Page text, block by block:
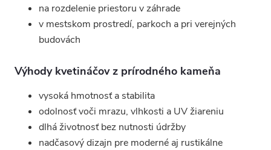
na rozdelenie priestoru v záhrade
v mestskom prostredí, parkoch a pri verejných
budovách
Výhody kvetináčov z prírodného kameňa
vysoká hmotnosť a stabilita
odolnosť voči mrazu, vlhkosti a UV žiareniu
dlhá životnosť bez nutnosti údržby
nadčasový dizajn pre moderné aj rustikálne